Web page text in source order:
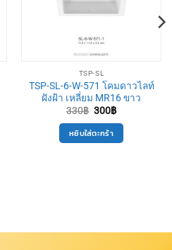
TSP-SL
TSP-SL-6-W-571 โคมดาวไลท์
ฝังฝ้า เหลี่ยม MR16 ขาว
330฿ Original
was:
330฿.
300฿Current
is:
หยิบใส่ตะกร้า